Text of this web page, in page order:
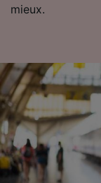
mieux.